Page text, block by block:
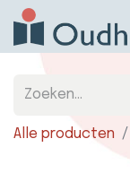
Alle producten